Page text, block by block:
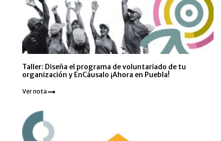
Taller: Diseña el programa de voluntariado de tu
organización y EnCáusalo ¡Ahora en Puebla!
Ver nota